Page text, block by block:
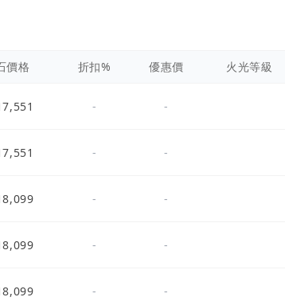
價格 折扣% 優惠價 火光等級
- -
- -
- -
- -
- -